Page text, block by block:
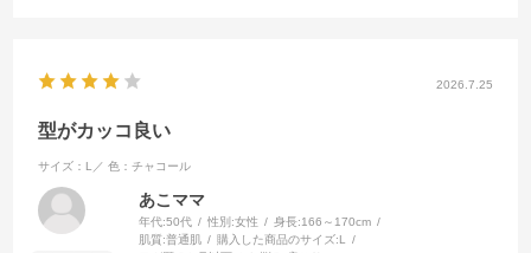
2026.7.25
型がカッコ良い
サイズ：L／ 色：チャコール
あこママ
年代:50代 性別:女性 身長:166～170cm
肌質:普通肌 購入した商品のサイズ:L